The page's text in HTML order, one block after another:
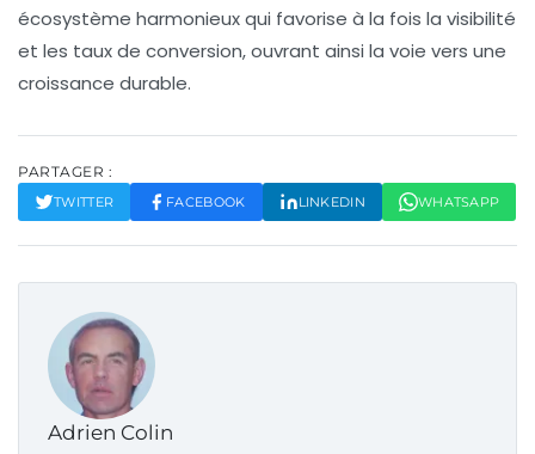
écosystème harmonieux qui favorise à la fois la visibilité
et les taux de conversion, ouvrant ainsi la voie vers une
croissance durable.
PARTAGER :
TWITTER FACEBOOK LINKEDIN WHATSAPP
Adrien Colin